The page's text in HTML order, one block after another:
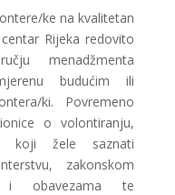
ke na kvalitetan
Rijeka redovito
menadžmenta
budućim ili
ki. Povremeno
o volontiranju,
koji žele saznati
zakonskom
i obavezama te